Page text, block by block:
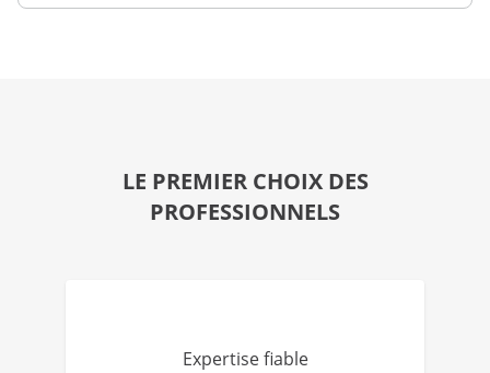
LE PREMIER CHOIX DES
PROFESSIONNELS
Expertise fiable